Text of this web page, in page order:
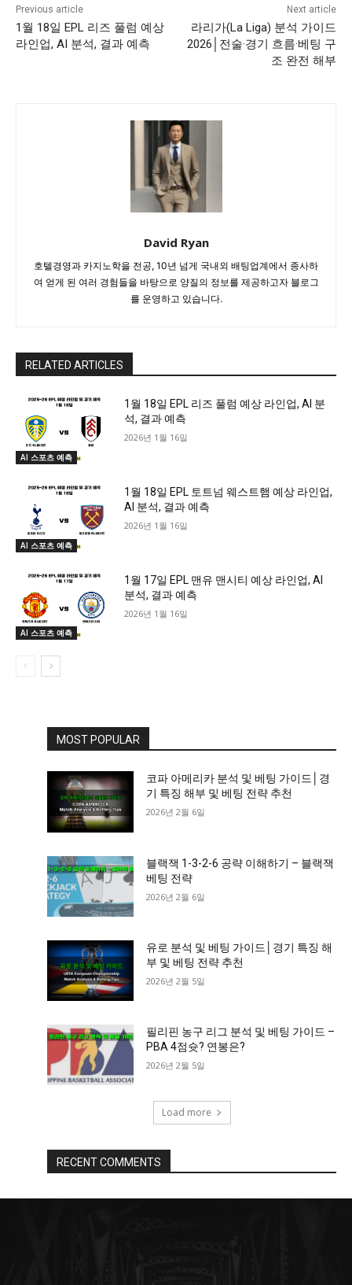
Previous article
1월 18일 EPL 리즈 풀럼 예상
라인업, AI 분석, 결과 예측
Next article
라리가(La Liga) 분석 가이드
2026│전술·경기 흐름·베팅 구
조 완전 해부
David Ryan
호텔경영과 카지노학을 전공, 10년 넘게 국내외 배팅업계에서 종사하
여 얻게 된 여러 경험들을 바탕으로 양질의 정보를 제공하고자 블로그
를 운영하고 있습니다.
RELATED ARTICLES
AI 스포츠 예측
1월 18일 EPL 리즈 풀럼 예상 라인업, AI 분
석, 결과 예측
2026년 1월 16일
AI 스포츠 예측
1월 18일 EPL 토트넘 웨스트햄 예상 라인업,
AI 분석, 결과 예측
2026년 1월 16일
AI 스포츠 예측
1월 17일 EPL 맨유 맨시티 예상 라인업, AI
분석, 결과 예측
2026년 1월 16일
MOST POPULAR
코파 아메리카 분석 및 베팅 가이드│경
기 특징 해부 및 베팅 전략 추천
2026년 2월 6일
블랙잭 1-3-2-6 공략 이해하기 – 블랙잭
베팅 전략
2026년 2월 6일
유로 분석 및 베팅 가이드│경기 특징 해
부 및 베팅 전략 추천
2026년 2월 5일
필리핀 농구 리그 분석 및 베팅 가이드 –
PBA 4점슛? 연봉은?
2026년 2월 5일
Load more
RECENT COMMENTS